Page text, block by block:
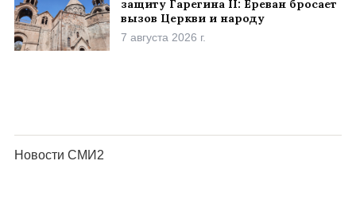
защиту Гарегина II: Ереван бросает
вызов Церкви и народу
7 августа 2026 г.